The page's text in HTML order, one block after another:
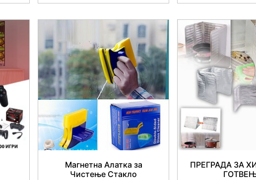
Магнетна Алатка за
Чистење Стакло
ПРЕГРАДА ЗА